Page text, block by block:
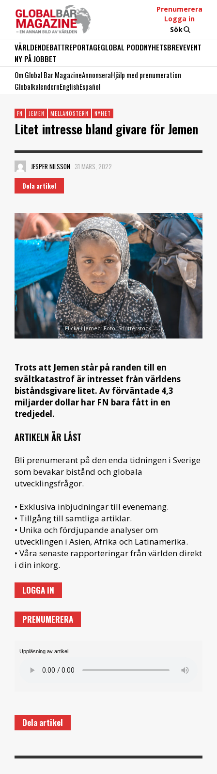
Prenumerera
Logga in
Sök
VÄRLDENDEBATTREPORTAGEGLOBAL PODDNYHETSBREVEVENT
NY PÅ JOBBET
Om Global Bar MagazineAnnonseraHjälp med prenumeration
GlobalkalendernEnglishEspañol
FN JEMEN MELLANÖSTERN NYHET
Litet intresse bland givare för Jemen
JESPER NILSSON 31 MARS, 2022
Dela artikel
Flicka i Jemen. Foto: Shutterstock.
Trots att Jemen står på randen till en
svältkatastrof är intresset från världens
biståndsgivare litet. Av förväntade 4,3
miljarder dollar har FN bara fått in en
tredjedel.
ARTIKELN ÄR LÅST
Bli prenumerant på den enda tidningen i Sverige
som bevakar bistånd och globala
utvecklingsfrågor.
• Exklusiva inbjudningar till evenemang.
• Tillgång till samtliga artiklar.
• Unika och fördjupande analyser om
utvecklingen i Asien, Afrika och Latinamerika.
• Våra senaste rapporteringar från världen direkt
i din inkorg.
LOGGA IN
PRENUMERERA
Uppläsning av artikel
Dela artikel